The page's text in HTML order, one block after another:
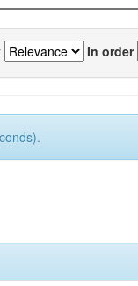
In order